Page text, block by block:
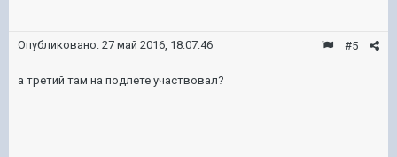
#5
Опубликовано: 27 май 2016, 18:07:46
а третий там на подлете участвовал?